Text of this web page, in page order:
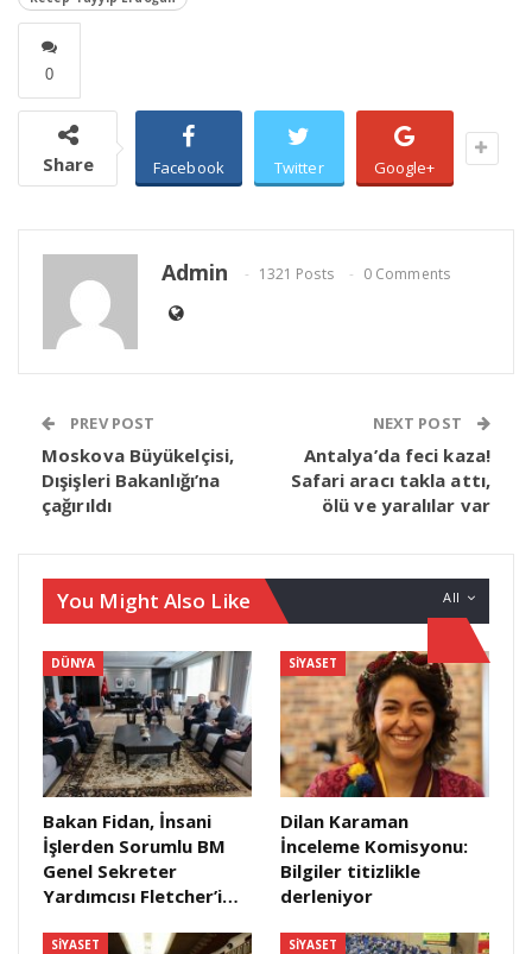
0
Share Facebook Twitter Google+
Admin 1321 Posts 0 Comments
PREV POST
Moskova Büyükelçisi,
Dışişleri Bakanlığı’na
çağırıldı
NEXT POST
Antalya’da feci kaza!
Safari aracı takla attı,
ölü ve yaralılar var
All
You Might Also Like
DÜNYA
Bakan Fidan, İnsani
İşlerden Sorumlu BM
Genel Sekreter
Yardımcısı Fletcher’i…
SIYASET
Dilan Karaman
İnceleme Komisyonu:
Bilgiler titizlikle
derleniyor
SIYASET SIYASET